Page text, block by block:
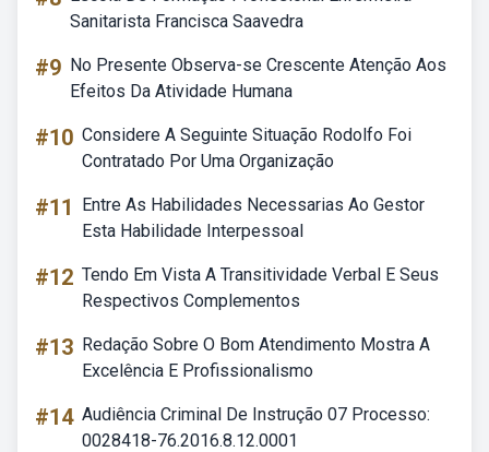
Sanitarista Francisca Saavedra
#9 No Presente Observa-se Crescente Atenção Aos
Efeitos Da Atividade Humana
#10 Considere A Seguinte Situação Rodolfo Foi
Contratado Por Uma Organização
#11
Entre As Habilidades Necessarias Ao Gestor
Esta Habilidade Interpessoal
#12 Tendo Em Vista A Transitividade Verbal E Seus
Respectivos Complementos
#13 Redação Sobre O Bom Atendimento Mostra A
Excelência E Profissionalismo
#14 Audiência Criminal De Instrução 07 Processo:
0028418-76.2016.8.12.0001